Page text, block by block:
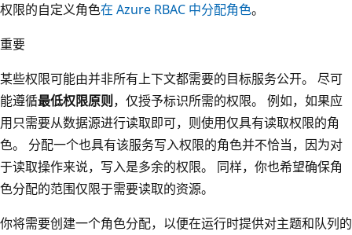
权限的自定义角色在 Azure RBAC 中分配角色。
重要
某些权限可能由并非所有上下文都需要的目标服务公开。 尽可
能遵循最低权限原则，仅授予标识所需的权限。 例如，如果应
用只需要从数据源进行读取即可，则使用仅具有读取权限的角
色。 分配一个也具有该服务写入权限的角色并不恰当，因为对
于读取操作来说，写入是多余的权限。 同样，你也希望确保角
色分配的范围仅限于需要读取的资源。
你将需要创建一个角色分配，以便在运行时提供对主题和队列的